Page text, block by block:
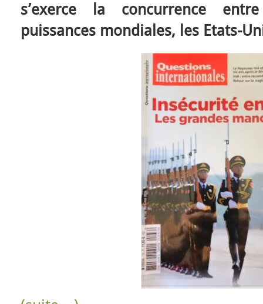
s’exerce la concurrence
puissances mondiales, les Etats-